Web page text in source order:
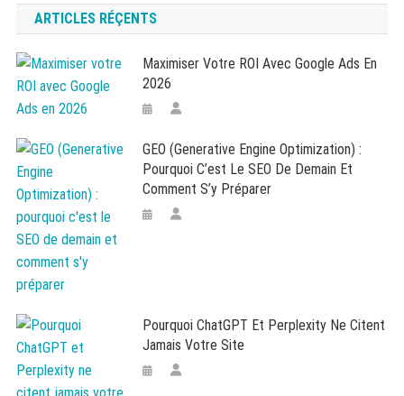
ARTICLES RÉÇENTS
Maximiser Votre ROI Avec Google Ads En
2026
GEO (Generative Engine Optimization) :
Pourquoi C’est Le SEO De Demain Et
Comment S’y Préparer
Pourquoi ChatGPT Et Perplexity Ne Citent
Jamais Votre Site